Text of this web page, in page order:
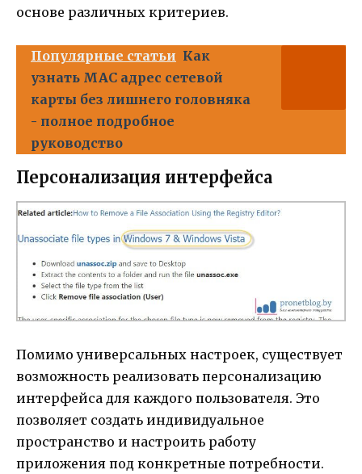
основе различных критериев.
Популярные статьи Как
узнать MAC адрес сетевой
карты без лишнего головняка
- полное подробное
руководство
Персонализация интерфейса
Помимо универсальных настроек, существует
возможность реализовать персонализацию
интерфейса для каждого пользователя. Это
позволяет создать индивидуальное
пространство и настроить работу
приложения под конкретные потребности.